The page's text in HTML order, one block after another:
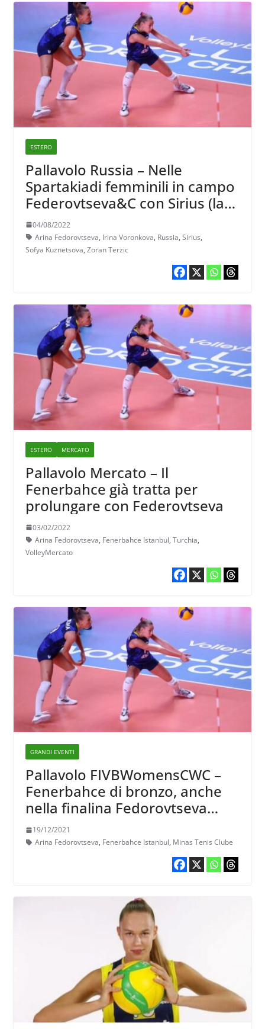
ESTERO
Pallavolo Russia – Nelle
Spartakiadi femminili in campo
Federovtseva&C con Sirius (la
nazionale del futuro) con Terzic
in panchina
04/08/2022
Arina Fedorovtseva, Irina Voronkova, Russia, Sirius,
Sofya Kuznetsova, Zoran Terzic
ESTERO MERCATO
Pallavolo Mercato – Il
Fenerbahce già tratta per
prolungare con Federovtseva
03/02/2022
Arina Fedorovtseva, Fenerbahce Istanbul, Turchia,
VolleyMercato
GRANDI EVENTI
Pallavolo FIVBWomensCWC –
Fenerbahce di bronzo, anche
nella finalina Fedorovtseva
mattatrice
19/12/2021
Arina Fedorovtseva, Fenerbahce Istanbul, Minas Tenis Clube